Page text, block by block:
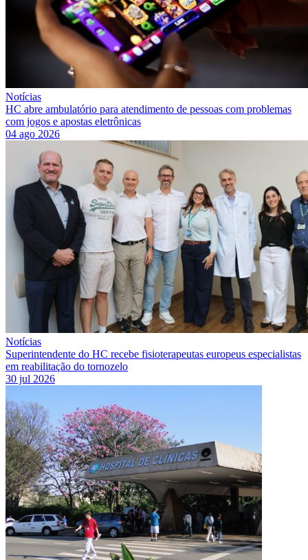
Notícias
HC abre ambulatório para atendimento de pessoas com problemas
com jogos e apostas eletrônicas
04 ago 2026
Notícias
Superintendente do HC recebe fisioterapeutas europeus especialistas
em reabilitação do tornozelo
30 jul 2026